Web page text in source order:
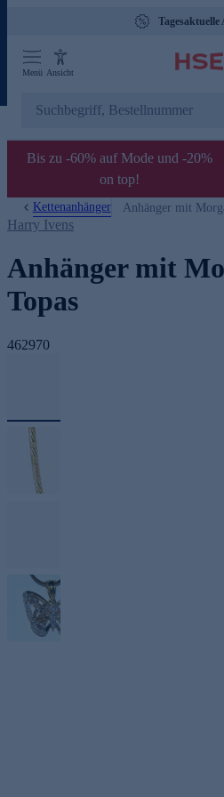
Tagesaktuelle
Menü Ansicht
Bis zu -60% auf Mode und -20%
on top!
Kettenanhänger Anhänger mit
Harry Ivens
Anhänger mit
Topas
462970